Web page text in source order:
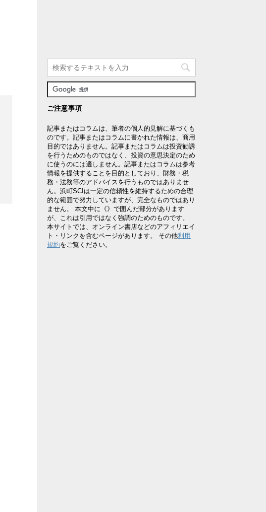
ご注意事項
記事またはコラムは、筆者の個人的見解に基づくも
のです。記事またはコラムに書かれた情報は、商用
目的ではありません。記事またはコラムは投資勧誘
を行うためのものではなく、投資の意思決定のため
に使うのには適しません。記事またはコラムは参考
情報を提供することを目的としており、財務・税
務・法務等のアドバイスを行うものではありませ
ん。浜町SCIは一定の信頼性を維持するための合理
的な範囲で努力していますが、完全なものではあり
ません。 本文中に《》で囲んだ部分があります
が、これは引用ではなく強調のためのものです。
本サイトでは、オンライン書店などのアフィリエイ
ト・リンクを含むページがあります。 その他利用
規約をご覧ください。